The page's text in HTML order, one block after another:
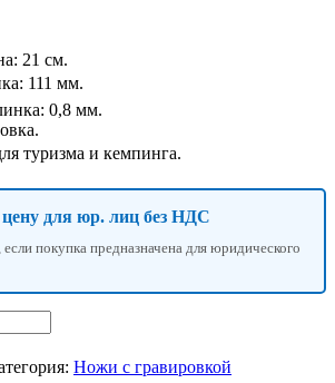
21 см.
111 мм.
0,8 мм.
туризма и кемпинга.
цену для юр. лиц без НДС
покупка предназначена для юридического
Ножи с гравировкой